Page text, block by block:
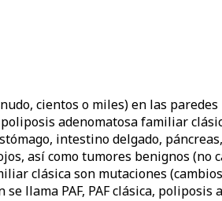
cientos o miles) en las
adenomatosa familiar
intestino delgado,
así como tumores benignos
clásica son mutaciones
llama PAF, PAF clásica,